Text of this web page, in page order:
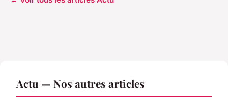
Actu — Nos autres articles